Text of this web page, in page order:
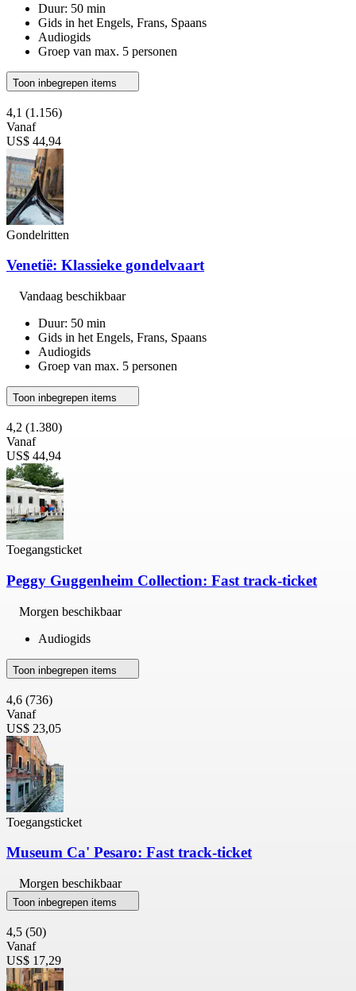
Duur: 50 min
Gids in het Engels, Frans, Spaans
Audiogids
Groep van max. 5 personen
Toon inbegrepen items
4,1 (1.156)
Vanaf
US$ 44,94
Gondelritten
Venetië: Klassieke gondelvaart
Vandaag beschikbaar
Duur: 50 min
Gids in het Engels, Frans, Spaans
Audiogids
Groep van max. 5 personen
Toon inbegrepen items
4,2 (1.380)
Vanaf
US$ 44,94
Toegangsticket
Peggy Guggenheim Collection: Fast track-ticket
Morgen beschikbaar
Audiogids
Toon inbegrepen items
4,6 (736)
Vanaf
US$ 23,05
Toegangsticket
Museum Ca' Pesaro: Fast track-ticket
Morgen beschikbaar
Toon inbegrepen items
4,5 (50)
Vanaf
US$ 17,29